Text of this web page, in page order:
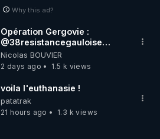
Why this ad?
Opération Gergovie :
‪@38resistancegauloise‬
‪@MarionSigautOfficiel‬
‪@gladysriifard5710‬ Laëtitia
Nicolas BOUVIER
2 days ago
1.5 k views
voila l'euthanasie !
patatrak
21 hours ago
1.3 k views